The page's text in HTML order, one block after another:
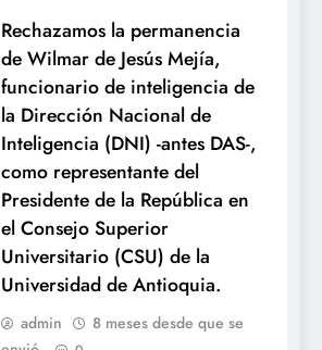
Rechazamos la permanencia
de Wilmar de Jesús Mejía,
funcionario de inteligencia de
la Dirección Nacional de
Inteligencia (DNI) -antes DAS-,
como representante del
Presidente de la República en
el Consejo Superior
Universitario (CSU) de la
Universidad de Antioquia.
admin
8 meses desde que se